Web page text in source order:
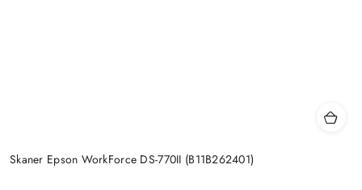
Skaner Epson WorkForce DS-770II (B11B262401)